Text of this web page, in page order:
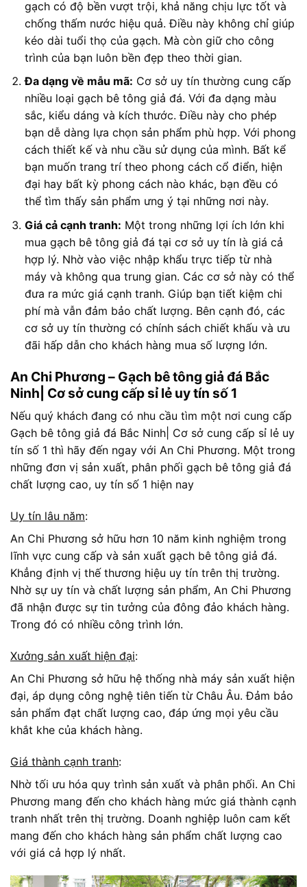
gạch có độ bền vượt trội, khả năng chịu lực tốt và
chống thấm nước hiệu quả. Điều này không chỉ giúp
kéo dài tuổi thọ của gạch. Mà còn giữ cho công
trình của bạn luôn bền đẹp theo thời gian.
Đa dạng về mẫu mã: Cơ sở uy tín thường cung cấp
nhiều loại gạch bê tông giả đá. Với đa dạng màu
sắc, kiểu dáng và kích thước. Điều này cho phép
bạn dễ dàng lựa chọn sản phẩm phù hợp. Với phong
cách thiết kế và nhu cầu sử dụng của mình. Bất kể
bạn muốn trang trí theo phong cách cổ điển, hiện
đại hay bất kỳ phong cách nào khác, bạn đều có
thể tìm thấy sản phẩm ưng ý tại những nơi này.
Giá cả cạnh tranh: Một trong những lợi ích lớn khi
mua gạch bê tông giả đá tại cơ sở uy tín là giá cả
hợp lý. Nhờ vào việc nhập khẩu trực tiếp từ nhà
máy và không qua trung gian. Các cơ sở này có thể
đưa ra mức giá cạnh tranh. Giúp bạn tiết kiệm chi
phí mà vẫn đảm bảo chất lượng. Bên cạnh đó, các
cơ sở uy tín thường có chính sách chiết khấu và ưu
đãi hấp dẫn cho khách hàng mua số lượng lớn.
An Chi Phương – Gạch bê tông giả đá Bắc
Ninh| Cơ sở cung cấp sỉ lẻ uy tín số 1
Nếu quý khách đang có nhu cầu tìm một nơi cung cấp
Gạch bê tông giả đá Bắc Ninh| Cơ sở cung cấp sỉ lẻ uy
tín số 1 thì hãy đến ngay với An Chi Phương. Một trong
những đơn vị sản xuất, phân phối gạch bê tông giả đá
chất lượng cao, uy tín số 1 hiện nay
Uy tín lâu năm:
An Chi Phương sở hữu hơn 10 năm kinh nghiệm trong
lĩnh vực cung cấp và sản xuất gạch bê tông giả đá.
Khẳng định vị thế thương hiệu uy tín trên thị trường.
Nhờ sự uy tín và chất lượng sản phẩm, An Chi Phương
đã nhận được sự tin tưởng của đông đảo khách hàng.
Trong đó có nhiều công trình lớn.
Xưởng sản xuất hiện đại:
An Chi Phương sở hữu hệ thống nhà máy sản xuất hiện
đại, áp dụng công nghệ tiên tiến từ Châu Âu. Đảm bảo
sản phẩm đạt chất lượng cao, đáp ứng mọi yêu cầu
khắt khe của khách hàng.
Giá thành cạnh tranh:
Nhờ tối ưu hóa quy trình sản xuất và phân phối. An Chi
Phương mang đến cho khách hàng mức giá thành cạnh
tranh nhất trên thị trường. Doanh nghiệp luôn cam kết
mang đến cho khách hàng sản phẩm chất lượng cao
với giá cả hợp lý nhất.